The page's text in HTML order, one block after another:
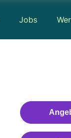
Jobs